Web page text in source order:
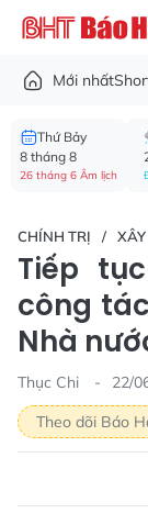
Mới nhất
Thứ Bảy
8 tháng 8
26 tháng 6 Âm lịch
CHÍNH TRỊ
Tiếp
công
Nhà
Thục Chi
22/
Theo dõi Báo